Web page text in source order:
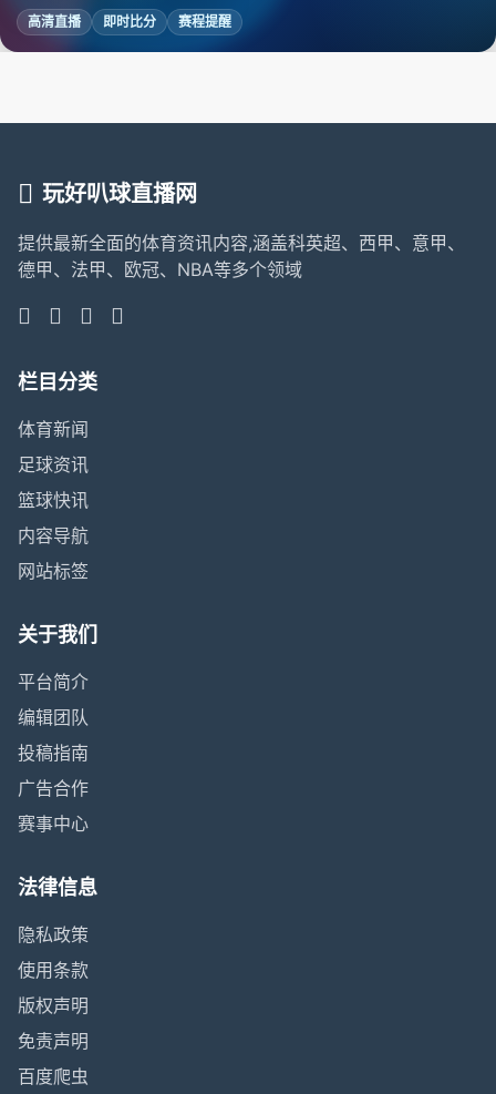
高清直播 即时比分 赛程提醒
玩好叭球直播网
提供最新全面的体育资讯内容,涵盖科英超、西甲、意甲、
德甲、法甲、欧冠、NBA等多个领域
栏目分类
体育新闻
足球资讯
篮球快讯
内容导航
网站标签
关于我们
平台简介
编辑团队
投稿指南
广告合作
赛事中心
法律信息
隐私政策
使用条款
版权声明
免责声明
百度爬虫